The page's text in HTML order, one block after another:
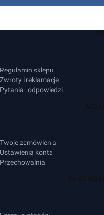
Regulamin sklepu
Zwroty i reklamacje
Pytania i odpowiedzi
Twoje zamówienia
Ustawienia konta
Przechowalnia